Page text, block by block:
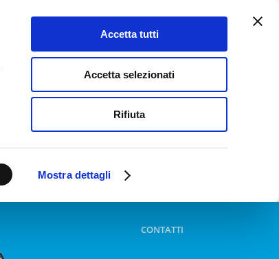
Mostra dettagli
Accetta tutti
Accetta selezionati
Rifiuta
CONTATTI